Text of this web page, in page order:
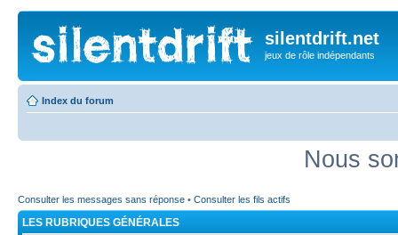
silentdrift.net
jeux de rôle indépendants
Index du forum
Nous
Consulter les messages sans réponse • Consulter les fils actifs
LES RUBRIQUES GÉNÉRALES